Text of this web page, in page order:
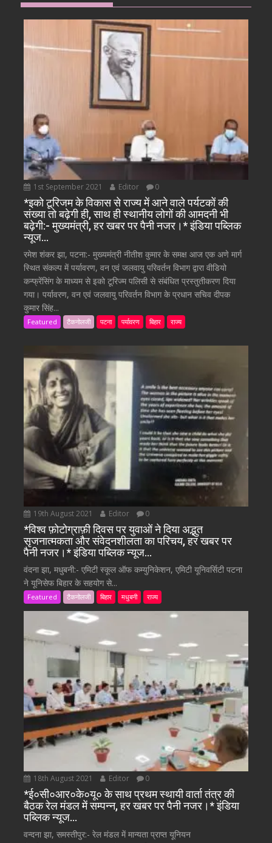
1st September 2021 Editor 0
*इको टूरिजम के विकास से राज्य में आने वाले पर्यटकों की
संख्या तो बढ़ेगी ही, साथ ही स्थानीय लोगों की आमदनी भी
बढ़ेगी:- मुख्यमंत्री, हर खबर पर पैनी नजर।* इंडिया पब्लिक
न्यूज…
रमेश शंकर झा, पटना:- मुख्यमंत्री नीतीश कुमार के समक्ष आज एक अणे मार्ग
स्थित संकल्प में पर्यावरण, वन एवं जलवायु परिवर्तन विभाग द्वारा वीडियो
कन्फ्रेंसिंग के माध्यम से इको टूरिज्म पलिसी से संबंधित प्रस्तुतीकरण दिया
गया। पर्यावरण, वन एवं जलवायु परिवर्तन विभाग के प्रधान सचिव दीपक
कुमार सिंह...
Featured टैकनोलजी पटना पर्यावरण बिहार राज्य
19th August 2021 Editor 0
*विश्व फ़ोटोग्राफ़ी दिवस पर युवाओं ने दिया अद्भुत
सृजनात्मकता और संवेदनशीलता का परिचय, हर खबर पर
पैनी नजर।* इंडिया पब्लिक न्यूज…
वंदना झा, मधुबनी:- एमिटी स्कूल ऑफ कम्युनिकेशन, एमिटी यूनिवर्सिटी पटना
ने यूनिसेफ बिहार के सहयोग से...
Featured टैकनोलजी बिहार मधुबनी राज्य
18th August 2021 Editor 0
*ई०सी०आर०के०यू० के साथ प्रथम स्थायी वार्ता तंत्र की
बैठक रेल मंडल में सम्पन्न, हर खबर पर पैनी नजर।* इंडिया
पब्लिक न्यूज…
वन्दना झा, समस्तीपुर:- रेल मंडल में मान्यता प्राप्त यूनियन